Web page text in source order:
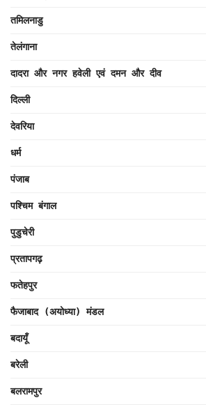
तमिलनाडु
तेलंगाना
दादरा और नगर हवेली एवं दमन और दीव
दिल्ली
देवरिया
धर्म
पंजाब
पश्चिम बंगाल
पुडुचेरी
प्रतापगढ़
फतेहपुर
फैजाबाद (अयोध्या) मंडल
बदायूँ
बरेली
बलरामपुर